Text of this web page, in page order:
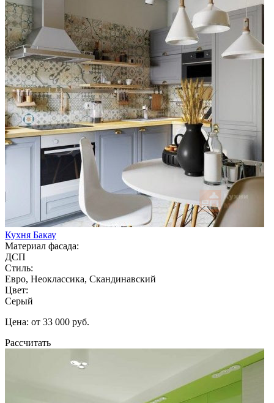
Кухня Бакау
Материал фасада:
ДСП
Стиль:
Евро, Неоклассика, Скандинавский
Цвет:
Серый
Цена: от 33 000 руб.
Рассчитать